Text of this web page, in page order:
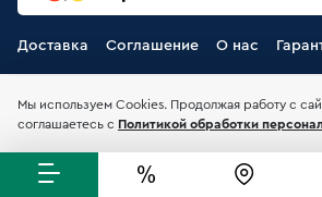
Доставка Соглашение О нас
Мы используем Cookies. Продолжая работу с
соглашаетесь с Политикой обработки